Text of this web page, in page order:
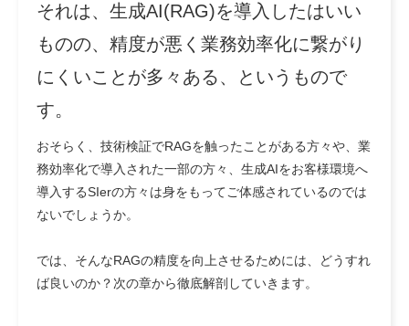
それは、 生成AI(RAG)を導入したはいい
ものの、精度が悪く業務効率化に繋がり
にくいことが多々ある、というもので
す。
おそらく、技術検証でRAGを触ったことがある方々や、業
務効率化で導入された一部の方々、生成AIをお客様環境へ
導入するSIerの方々は身をもってご体感されているのでは
ないでしょうか。
では、そんなRAGの精度を向上させるためには、どうすれ
ば良いのか？次の章から徹底解剖していきます。